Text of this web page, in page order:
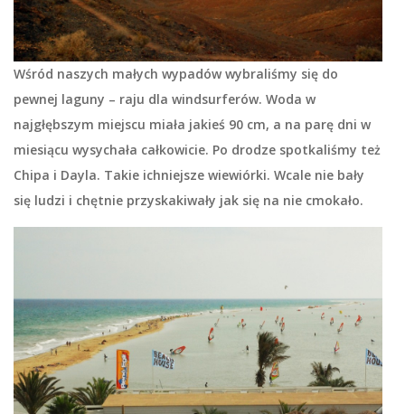
Wśród naszych małych wypadów wybraliśmy się do
pewnej laguny – raju dla windsurferów. Woda w
najgłębszym miejscu miała jakieś 90 cm, a na parę dni w
miesiącu wysychała całkowicie. Po drodze spotkaliśmy też
Chipa i Dayla. Takie ichniejsze wiewiórki. Wcale nie bały
się ludzi i chętnie przyskakiwały jak się na nie cmokało.